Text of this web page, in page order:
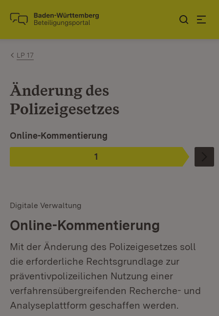
Zum Inhalt springen
Link zur Startseite
LP 17
Änderung des
Polizeigesetzes
Phase
1
:
Ist ausgewählt.
Online-Kommentierung
Digitale Verwaltung
Online-Kommentierung
Mit der Änderung des Polizeigesetzes soll
die erforderliche Rechtsgrundlage zur
präventivpolizeilichen Nutzung einer
verfahrensübergreifenden Recherche- und
Analyseplattform geschaffen werden.